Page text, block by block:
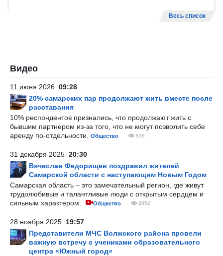
Весь список
Видео
11 июня 2026 09:28
20% самарских пар продолжают жить вместе после
расставания
10% респондентов признались, что продолжают жить с
бывшим партнером из-за того, что не могут позволить себе
аренду по-отдельности.
Общество 836
31 декабря 2025 20:30
Вячеслав Федорищев поздравил жителей
Самарской области с наступающим Новым Годом
Самарская область – это замечательный регион, где живут
трудолюбивые и талантливые люди с открытым сердцем и
сильным характером.
Общество 2652
28 ноября 2025 19:57
Представители МЧС Волжского района провели
важную встречу с учениками образовательного
центра «Южный город»